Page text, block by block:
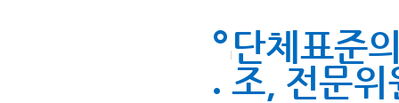
단체표준
조, 전문위